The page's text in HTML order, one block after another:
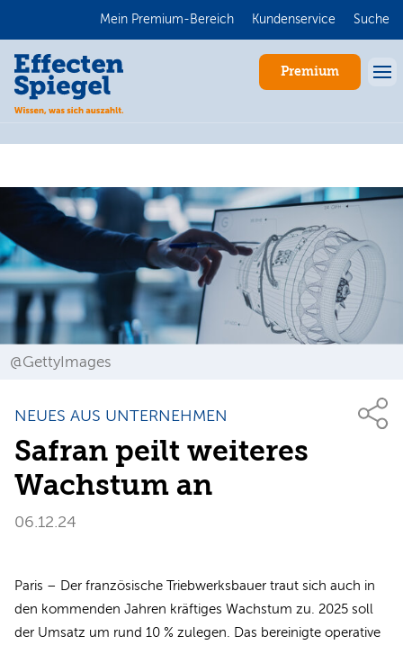
Mein Premium-Bereich Kundenservice Suche
Premium
@GettyImages
NEUES AUS UNTERNEHMEN
Safran peilt weiteres
Wachstum an
06.12.24
Paris – Der französische Triebwerksbauer traut sich auch in
den kommenden Jahren kräftiges Wachstum zu. 2025 soll
der Umsatz um rund 10 % zulegen. Das bereinigte operative
Anmelden